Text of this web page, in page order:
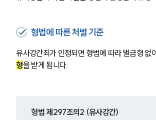
형법에 따른 처벌 기준
유사강간죄가 인정되면 형법에 따라 벌금형 없이
형을 받게 됩니다.
형법 제297조의2 (유사강간)